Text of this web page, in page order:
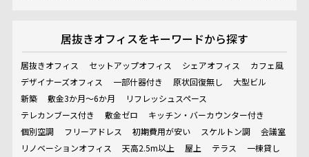
居抜きオフィスをキーワードから探す
居抜きオフィス セットアップオフィス シェアオフィス
カフェ風
デザイナーズオフィス
一部什器付き 原状回復無し
大型ビル
新築
敷金3か月～6か月
リフレッシュスペース
テレカンブース付き
敷金ゼロ
キッチン・バーカウンター付き
個別空調
フリーアドレス 初期費用が安い スケルトン調
会議室
リノベーションオフィス
天高2.5m以上 屋上 テラス
一棟貸し